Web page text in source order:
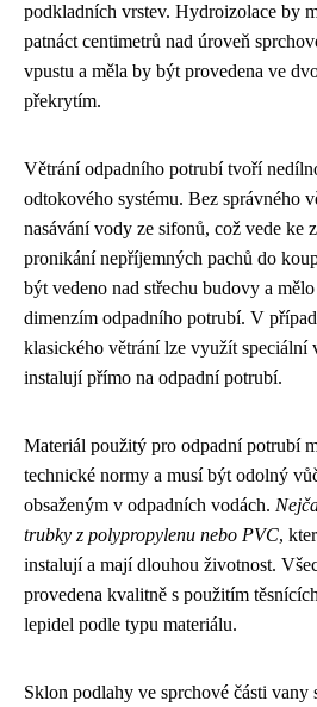
podkladních vrstev. Hydroizolace by
patnáct centimetrů nad úroveň
vpustu a měla by být provedena ve
překrytím.
Větrání odpadního potrubí tvoří
odtokového systému. Bez správného
nasávání vody ze sifonů, což vede ke
pronikání nepříjemných pachů do
být vedeno nad střechu budovy a
dimenzím odpadního potrubí. V
klasického větrání lze využít speciální
instalují přímo na odpadní potrubí.
Materiál použitý pro odpadní potrubí
technické normy a musí být odolný
obsaženým v odpadních vodách.
trubky z polypropylenu nebo PVC,
instalují a mají dlouhou životnost.
provedena kvalitně s použitím
lepidel podle typu materiálu.
Sklon podlahy ve sprchové části vany